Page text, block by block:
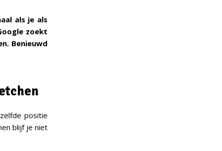
als je als
zoekt
Benieuwd
positie
blijf je niet